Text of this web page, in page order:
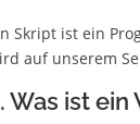
Skript ist ein
auf unserem
Was ist ein